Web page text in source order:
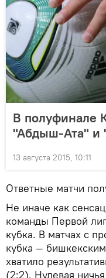
В полуфинале
"Абдыш-Ата" и
13 августа 2015, 10:11
Ответные матчи
Не иначе как
команды Первой
кубка. В матчах с
кубка —
хватило
(2:2). Нулевая